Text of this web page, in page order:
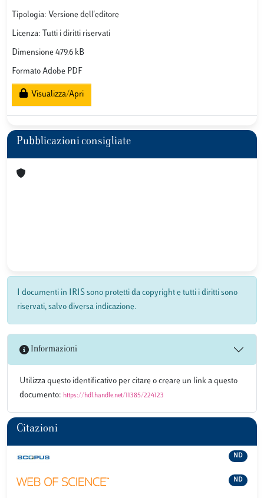
Tipologia: Versione dell'editore
Licenza: Tutti i diritti riservati
Dimensione 479.6 kB
Formato Adobe PDF
Visualizza/Apri
Pubblicazioni consigliate
I documenti in IRIS sono protetti da copyright e tutti i diritti sono
riservati, salvo diversa indicazione.
Informazioni
Utilizza questo identificativo per citare o creare un link a questo
documento: https://hdl.handle.net/11385/224123
Citazioni
ND
ND